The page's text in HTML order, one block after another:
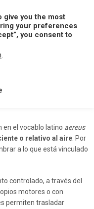
en el vocablo latino aereus
o relativo al aire. Por
a lo que está vinculado
controlado, a través del
motores o con
permiten trasladar
give you the most
your preferences
you consent to
.